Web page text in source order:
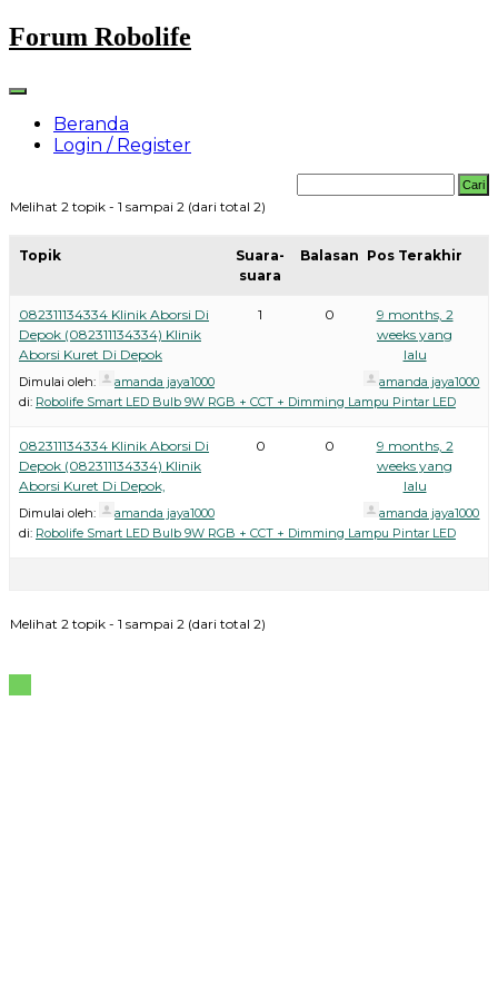
Skip
to
Forum Robolife
Beranda
Login / Register
Melihat 2 topik - 1 sampai 2 (dari total 2)
Topik
Suara-
suara
Balasan Pos Terakhir
082311134334 Klinik Aborsi Di
Depok (082311134334) Klinik
Aborsi Kuret Di Depok
Dimulai oleh:
amanda jaya1000
di: Robolife Smart LED Bulb 9W RGB + CCT + Dimming Lampu Pintar LED
1 0
9 months, 2
weeks yang
lalu
amanda jaya1000
082311134334 Klinik Aborsi Di
Depok (082311134334) Klinik
Aborsi Kuret Di Depok,
Dimulai oleh:
amanda jaya1000
di: Robolife Smart LED Bulb 9W RGB + CCT + Dimming Lampu Pintar LED
0 0
9 months, 2
weeks yang
lalu
amanda jaya1000
Melihat 2 topik - 1 sampai 2 (dari total 2)